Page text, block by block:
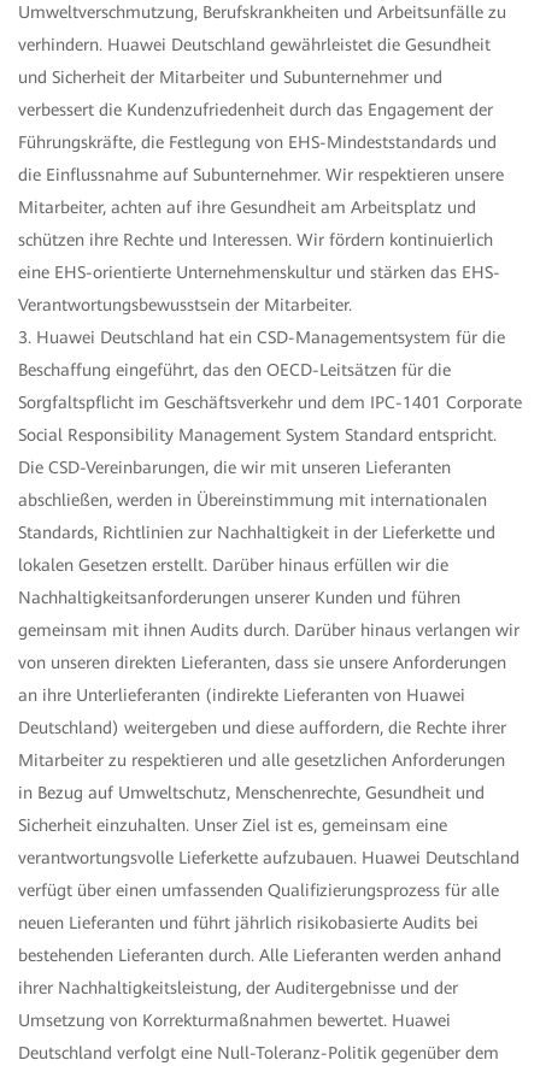
Umweltverschmutzung, Berufskrankheiten und Arbeitsunfälle zu
verhindern. Huawei Deutschland gewährleistet die Gesundheit
und Sicherheit der Mitarbeiter und Subunternehmer und
verbessert die Kundenzufriedenheit durch das Engagement der
Führungskräfte, die Festlegung von EHS-Mindeststandards und
die Einflussnahme auf Subunternehmer. Wir respektieren unsere
Mitarbeiter, achten auf ihre Gesundheit am Arbeitsplatz und
schützen ihre Rechte und Interessen. Wir fördern kontinuierlich
eine EHS-orientierte Unternehmenskultur und stärken das EHS-
Verantwortungsbewusstsein der Mitarbeiter.
3. Huawei Deutschland hat ein CSD-Managementsystem für die
Beschaffung eingeführt, das den OECD-Leitsätzen für die
Sorgfaltspflicht im Geschäftsverkehr und dem IPC-1401 Corporate
Social Responsibility Management System Standard entspricht.
Die CSD-Vereinbarungen, die wir mit unseren Lieferanten
abschließen, werden in Übereinstimmung mit internationalen
Standards, Richtlinien zur Nachhaltigkeit in der Lieferkette und
lokalen Gesetzen erstellt. Darüber hinaus erfüllen wir die
Nachhaltigkeitsanforderungen unserer Kunden und führen
gemeinsam mit ihnen Audits durch. Darüber hinaus verlangen wir
von unseren direkten Lieferanten, dass sie unsere Anforderungen
an ihre Unterlieferanten (indirekte Lieferanten von Huawei
Deutschland) weitergeben und diese auffordern, die Rechte ihrer
Mitarbeiter zu respektieren und alle gesetzlichen Anforderungen
in Bezug auf Umweltschutz, Menschenrechte, Gesundheit und
Sicherheit einzuhalten. Unser Ziel ist es, gemeinsam eine
verantwortungsvolle Lieferkette aufzubauen. Huawei Deutschland
verfügt über einen umfassenden Qualifizierungsprozess für alle
neuen Lieferanten und führt jährlich risikobasierte Audits bei
bestehenden Lieferanten durch. Alle Lieferanten werden anhand
ihrer Nachhaltigkeitsleistung, der Auditergebnisse und der
Umsetzung von Korrekturmaßnahmen bewertet. Huawei
Deutschland verfolgt eine Null-Toleranz-Politik gegenüber dem